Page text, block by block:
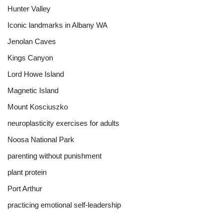
Hunter Valley
Iconic landmarks in Albany WA
Jenolan Caves
Kings Canyon
Lord Howe Island
Magnetic Island
Mount Kosciuszko
neuroplasticity exercises for adults
Noosa National Park
parenting without punishment
plant protein
Port Arthur
practicing emotional self-leadership